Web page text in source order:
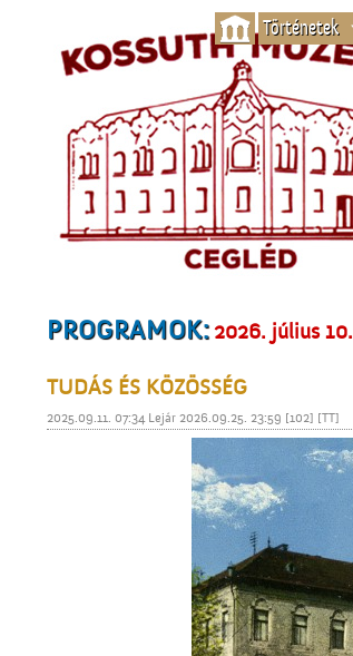
Történetek
PROGRAMOK:2026. július 10.
TUDÁS ÉS KÖZÖSSÉG
2025.09.11. 07:34 Lejár 2026.09.25. 23:59 [102] [TT]